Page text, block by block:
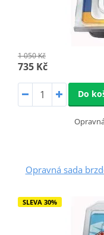
1 050 Kč
735 Kč
Do
Opravná sada
SLEVA 30%